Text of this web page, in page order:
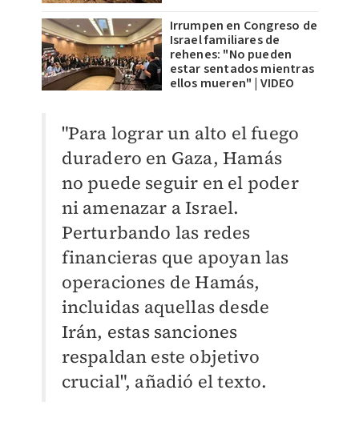
Irrumpen en Congreso de
Israel familiares de
rehenes: "No pueden
estar sentados mientras
ellos mueren" | VIDEO
"Para lograr un alto el fuego
duradero en Gaza, Hamás
no puede seguir en el poder
ni amenazar a Israel.
Perturbando las redes
financieras que apoyan las
operaciones de Hamás,
incluidas aquellas desde
Irán, estas sanciones
respaldan este objetivo
crucial", añadió el texto.